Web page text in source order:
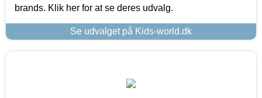
brands. Klik her for at se deres udvalg.
Se udvalget på Kids-world.dk